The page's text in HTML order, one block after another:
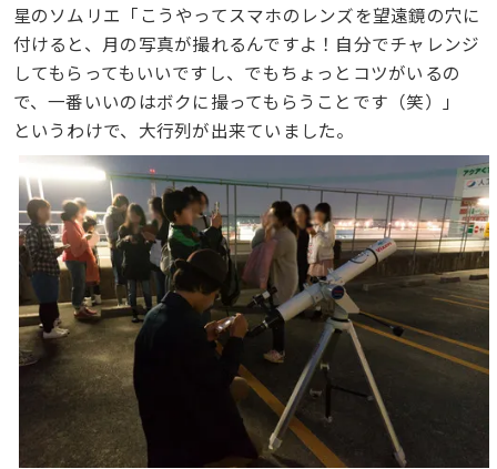
星のソムリエ「こうやってスマホのレンズを望遠鏡の穴に
付けると、月の写真が撮れるんですよ！自分でチャレンジ
してもらってもいいですし、でもちょっとコツがいるの
で、一番いいのはボクに撮ってもらうことです（笑）」
というわけで、大行列が出来ていました。